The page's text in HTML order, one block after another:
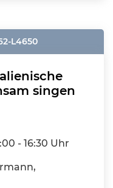
L4650
singen
- 16:30 Uhr